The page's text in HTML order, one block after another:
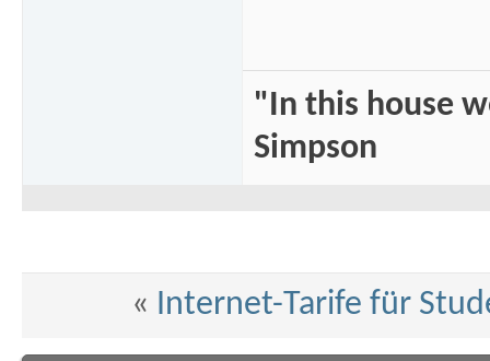
"In this house
Simpson
« Internet-Tarife für